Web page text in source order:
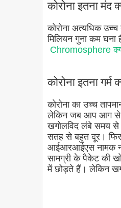
कोरोना इतना मंद
कोरोना अत्यधिक
मिलियन गुना कम
Chromosphere
कोरोना इतना गर्म
कोरोना का उच्च
लेकिन जब आप आग से
खगोलविद लंबे समय से
सतह से बहुत दूर। फिर
आईआरआईएस नामक
सामग्री के पैकेट की
में छोड़ते हैं। लेकिन